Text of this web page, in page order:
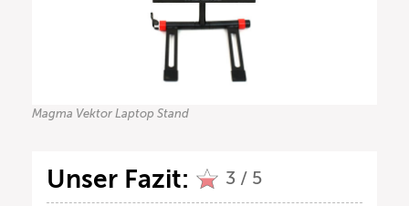
Magma Vektor Laptop Stand
Unser Fazit: 3 / 5